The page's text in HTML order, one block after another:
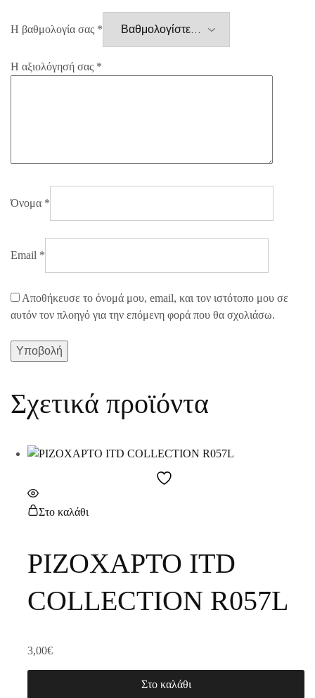
Η βαθμολογία σας *
Η αξιολόγησή σας *
Όνομα *
Email *
Αποθήκευσε το όνομά μου, email, και τον ιστότοπο μου σε
αυτόν τον πλοηγό για την επόμενη φορά που θα σχολιάσω.
Σχετικά προϊόντα
Στο καλάθι
ΡΙΖΟΧΑΡΤΟ ITD
COLLECTION R057L
3,00€
Στο καλάθι